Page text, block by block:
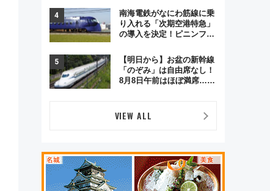
南海電鉄がなにわ筋線に乗
り入れる「次期空港特急」
の導入を決定！ピニンファ
デザイン
【明日から】お盆の新幹線
「のぞみ」は自由席なし！
8月8日午前はほぼ満席…で
「空席」探しのコツ
VIEW ALL